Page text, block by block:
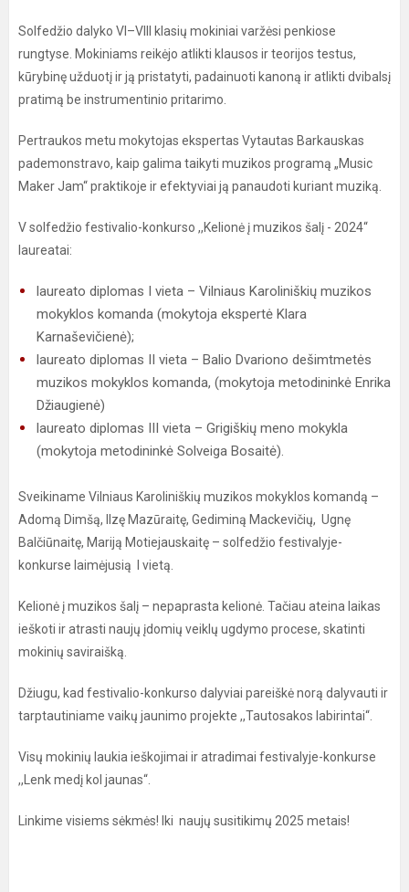
Solfedžio dalyko VI–VIII klasių mokiniai varžėsi penkiose
rungtyse. Mokiniams reikėjo atlikti klausos ir teorijos testus,
kūrybinę užduotį ir ją pristatyti, padainuoti kanoną ir atlikti dvibalsį
pratimą be instrumentinio pritarimo.
Pertraukos metu mokytojas ekspertas Vytautas Barkauskas
pademonstravo, kaip galima taikyti muzikos programą „Music
Maker Jam“ praktikoje ir efektyviai ją panaudoti kuriant muziką.
V solfedžio festivalio-konkurso ,,Kelionė į muzikos šalį - 2024“
laureatai:
laureato diplomas I vieta – Vilniaus Karoliniškių muzikos
mokyklos komanda (mokytoja ekspertė Klara
Karnaševičienė);
laureato diplomas II vieta – Balio Dvariono dešimtmetės
muzikos mokyklos komanda, (mokytoja metodininkė Enrika
Džiaugienė)
laureato diplomas III vieta – Grigiškių meno mokykla
(mokytoja metodininkė Solveiga Bosaitė).
Sveikiname Vilniaus Karoliniškių muzikos mokyklos komandą –
Adomą Dimšą, Ilzę Mazūraitę, Gediminą Mackevičių, Ugnę
Balčiūnaitę, Mariją Motiejauskaitę – solfedžio festivalyje-
konkurse laimėjusią I vietą.
Kelionė į muzikos šalį – nepaprasta kelionė. Tačiau ateina laikas
ieškoti ir atrasti naujų įdomių veiklų ugdymo procese, skatinti
mokinių saviraišką.
Džiugu, kad festivalio-konkurso dalyviai pareiškė norą dalyvauti ir
tarptautiniame vaikų jaunimo projekte ,,Tautosakos labirintai“.
Visų mokinių laukia ieškojimai ir atradimai festivalyje-konkurse
,,Lenk medį kol jaunas“.
Linkime visiems sėkmės! Iki naujų susitikimų 2025 metais!